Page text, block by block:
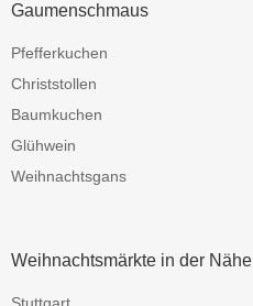
Gaumenschmaus
Pfefferkuchen
Christstollen
Baumkuchen
Glühwein
Weihnachtsgans
Weihnachtsmärkte in der Nähe
Stuttgart